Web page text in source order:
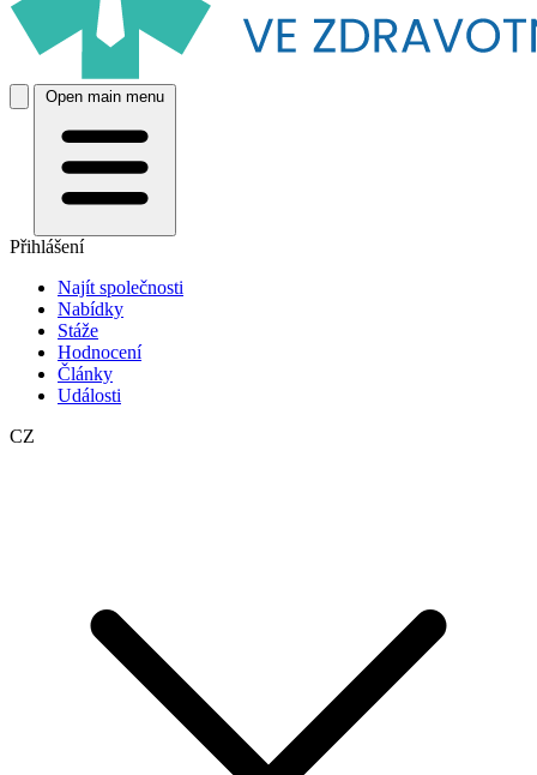
Open main menu
Přihlášení
Najít společnosti
Nabídky
Stáže
Hodnocení
Články
Události
CZ